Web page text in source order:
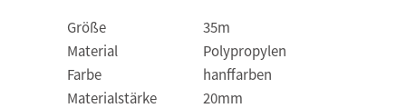
Größe
35m
Material
Polypropylen
Farbe
hanffarben
Materialstärke
20mm